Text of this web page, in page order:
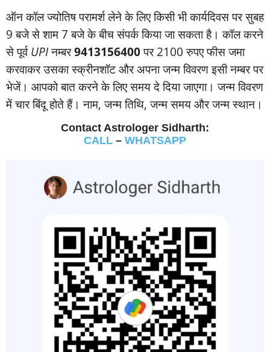
ऑन कॉल ज्‍योतिष परामर्श लेने के लिए किसी भी कार्यदिवस पर सुबह
9 बजे से शाम 7 बजे के बीच संपर्क किया जा सकता है। कॉल करने
से पूर्वUPIनम्‍बर9413156400पर 2100 रुपए फीस जमा
करवाकर उसका स्‍क्रीनशॉट और अपना जन्‍म विवरण इसी नम्‍बर पर
भेजें। आपको बात करने के लिए समय दे दिया जाएगा। जन्‍म विवरण
में चार बिंदू होते हैं। नाम, जन्‍म तिथि, जन्‍म समय और जन्‍म स्‍थान।
Contact Astrologer Sidharth:
CALL – WHATSAPP